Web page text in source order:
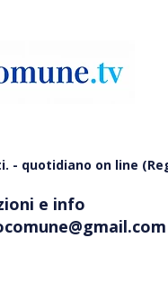
on line
e info